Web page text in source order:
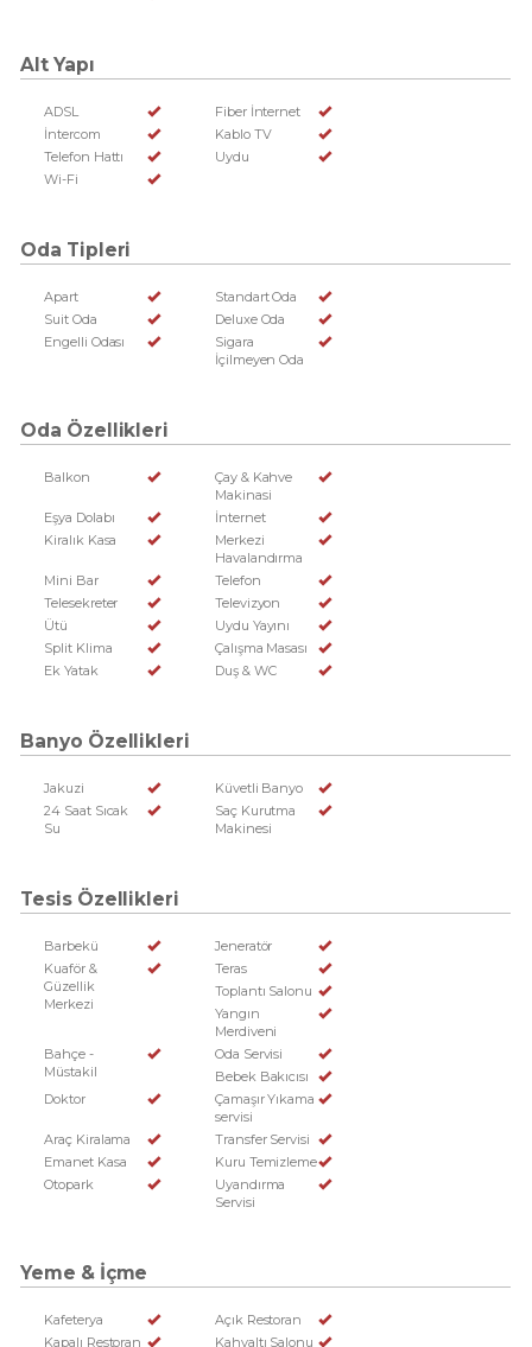
Alt Yapı
ADSL
Fiber İnternet
İntercom
Kablo TV
Telefon Hattı
Uydu
Wi-Fi
Oda Tipleri
Apart
Standart Oda
Suit Oda
Deluxe Oda
Engelli Odası
Sigara
İçilmeyen Oda
Oda Özellikleri
Balkon
Çay & Kahve
Makinasi
Eşya Dolabı
İnternet
Kiralık Kasa
Merkezi
Havalandırma
Mini Bar
Telefon
Telesekreter
Televizyon
Ütü
Uydu Yayını
Split Klima
Çalışma Masası
Ek Yatak
Duş & WC
Banyo Özellikleri
Jakuzi
Küvetli Banyo
24 Saat Sıcak
Su
Saç Kurutma
Makinesi
Tesis Özellikleri
Barbekü
Jeneratör
Kuaför &
Güzellik
Merkezi
Teras
Toplantı Salonu
Yangın
Merdiveni
Bahçe -
Müstakil
Oda Servisi
Bebek Bakıcısı
Doktor
Çamaşır Yıkama
servisi
Araç Kiralama
Transfer Servisi
Emanet Kasa
Kuru Temizleme
Otopark
Uyandırma
Servisi
Yeme & İçme
Kafeterya
Açık Restoran
Kapalı Restoran
Kahvaltı Salonu